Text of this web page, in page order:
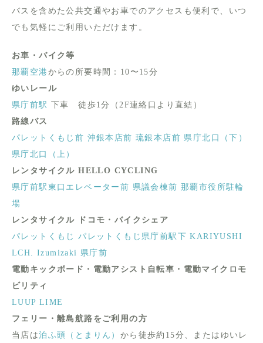
バスを含めた公共交通やお車でのアクセスも便利で、いつ
でも気軽にご利用いただけます。
お車・バイク等
那覇空港からの所要時間：10〜15分
ゆいレール
県庁前駅 下車 徒歩1分（2F連絡口より直結）
路線バス
パレットくもじ前 沖銀本店前 琉銀本店前 県庁北口（下）
県庁北口（上）
レンタサイクル HELLO CYCLING
県庁前駅東口エレベーター前 県議会棟前 那覇市役所駐輪
場
レンタサイクル ドコモ・バイクシェア
パレットくもじ
パレットくもじ県庁前駅下 KARIYUSHI
LCH. Izumizaki 県庁前
電動キックボード・電動アシスト自転車・電動マイクロモ
ビリティ
LUUP LIME
フェリー・離島航路をご利用の方
当店は泊ふ頭（とまりん） から徒歩約15分、またはゆいレ